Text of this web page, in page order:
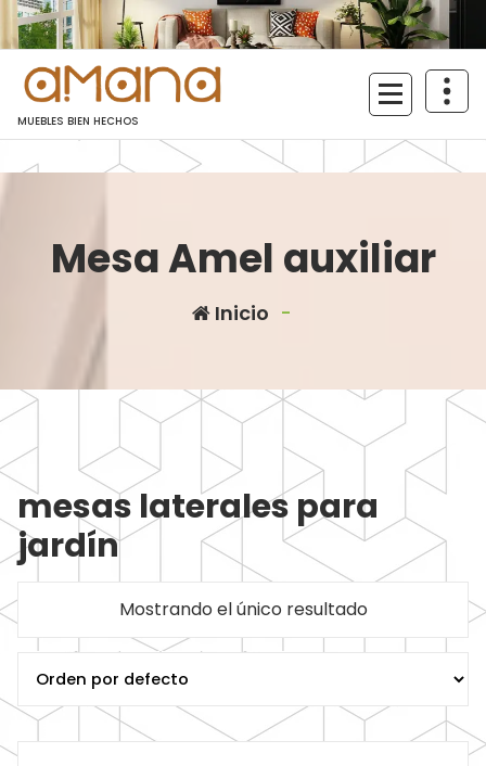
Saltar
al
contenido
MUEBLES BIEN HECHOS
Mesa Amel auxiliar
Inicio -
mesas laterales para
jardín
Mostrando el único resultado